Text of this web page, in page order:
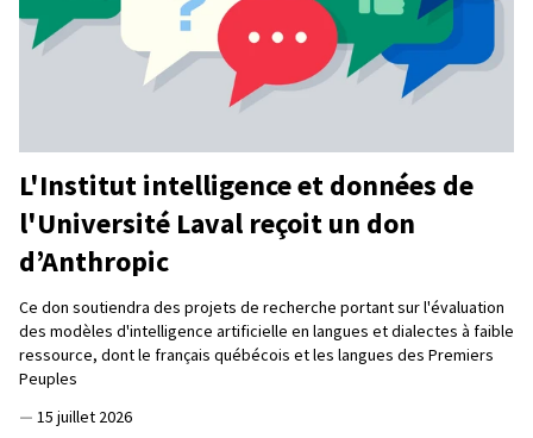
L'Institut intelligence et données de
l'Université Laval reçoit un don
d’Anthropic
Ce don soutiendra des projets de recherche portant sur l'évaluation
des modèles d'intelligence artificielle en langues et dialectes à faible
ressource, dont le français québécois et les langues des Premiers
Peuples
— 15 juillet 2026